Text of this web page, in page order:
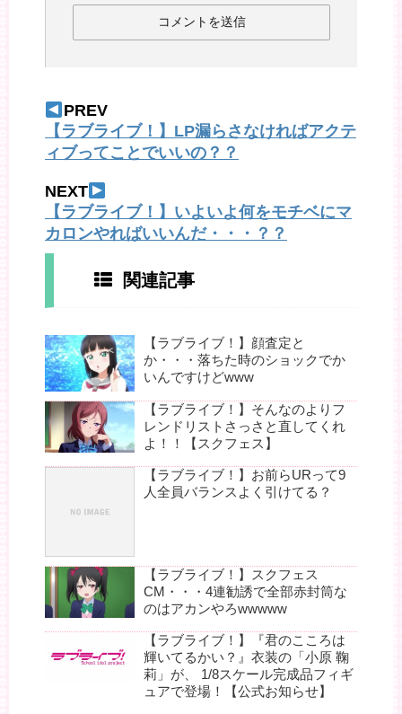
PREV
【ラブライブ！】LP漏らさなければアクテ
ィブってことでいいの？？
NEXT
【ラブライブ！】いよいよ何をモチベにマ
カロンやればいいんだ・・・？？
関連記事
【ラブライブ！】顔査定と
か・・・落ちた時のショックでか
いんですけどwww
【ラブライブ！】そんなのよりフ
レンドリストさっさと直してくれ
よ！！【スクフェス】
【ラブライブ！】お前らURって9
人全員バランスよく引けてる？
【ラブライブ！】スクフェス
CM・・・4連勧誘で全部赤封筒な
のはアカンやろwwwww
【ラブライブ！】『君のこころは
輝いてるかい？』衣装の「小原 鞠
莉」が、 1/8スケール完成品フィギ
ュアで登場！【公式お知らせ】